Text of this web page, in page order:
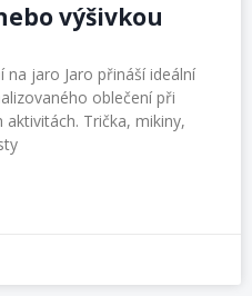
výšivkou
na jaro Jaro přináší ideální
oblečení při
Trička, mikiny,